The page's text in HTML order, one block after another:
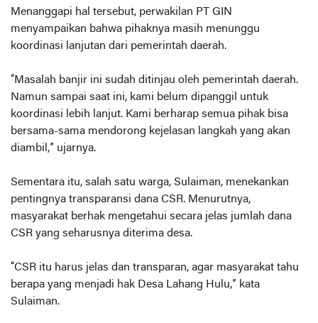
Menanggapi hal tersebut, perwakilan PT GIN
menyampaikan bahwa pihaknya masih menunggu
koordinasi lanjutan dari pemerintah daerah.
“Masalah banjir ini sudah ditinjau oleh pemerintah daerah.
Namun sampai saat ini, kami belum dipanggil untuk
koordinasi lebih lanjut. Kami berharap semua pihak bisa
bersama-sama mendorong kejelasan langkah yang akan
diambil,” ujarnya.
Sementara itu, salah satu warga, Sulaiman, menekankan
pentingnya transparansi dana CSR. Menurutnya,
masyarakat berhak mengetahui secara jelas jumlah dana
CSR yang seharusnya diterima desa.
“CSR itu harus jelas dan transparan, agar masyarakat tahu
berapa yang menjadi hak Desa Lahang Hulu,” kata
Sulaiman.